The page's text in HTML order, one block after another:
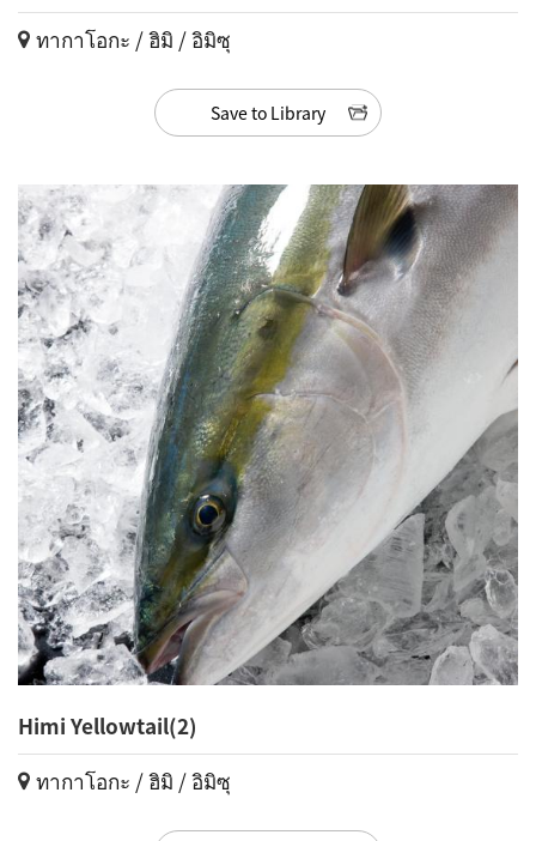
ทากาโอกะ / ฮิมิ / อิมิซุ
Save to Library
Himi Yellowtail(2)
ทากาโอกะ / ฮิมิ / อิมิซุ